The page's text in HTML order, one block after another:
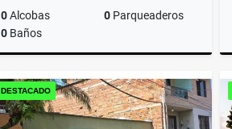
0Alcobas 0 Parqueaderos
0 Baños
Venta
$357.480.000
DESTACADO